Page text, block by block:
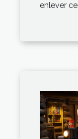
enlever